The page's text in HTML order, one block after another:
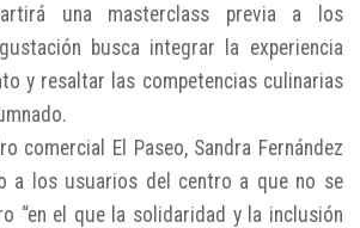
una masterclass previa a los
busca integrar la experiencia
y resaltar las competencias culinarias
comercial El Paseo, Sandra Fernández
a los usuarios del centro a que no se
“en el que la solidaridad y la inclusión